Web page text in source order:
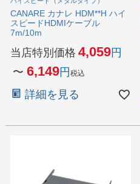
CANARE カナレ HDM**H ハイ
スピードHDMIケーブル
7m/10m
当店特別価格 4,059
〜 6,149 税込
詳細を見る